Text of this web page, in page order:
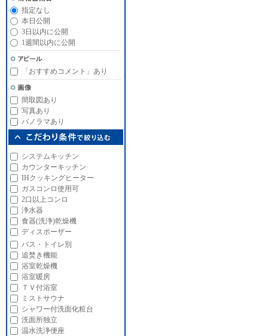
指定なし
本日公開
3日以内に公開
1週間以内に公開
「おすすめコメント」あり
間取図あり
写真あり
パノラマあり
システムキッチン
カウンターキッチン
IHクッキングヒーター
ガスコンロ使用可
2口以上コンロ
浄水器
食器(洗浄)乾燥機
ディスポーザー
バス・トイレ別
追焚き機能
浴室乾燥機
浴室暖房
ＴＶ付浴室
ミストサウナ
シャワー付洗面化粧台
洗面所独立
温水洗浄便座